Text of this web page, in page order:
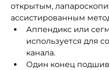
открытым,
ассистированным
Аппендикс или
используется для
канала.
Один конец